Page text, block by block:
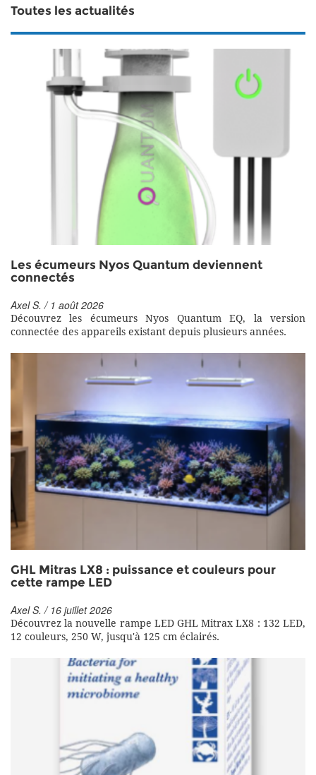
Toutes les actualités
Les écumeurs Nyos Quantum deviennent
connectés
Axel S. / 1 août 2026
Découvrez les écumeurs Nyos Quantum EQ, la version
connectée des appareils existant depuis plusieurs années.
GHL Mitras LX8 : puissance et couleurs pour
cette rampe LED
Axel S. / 16 juillet 2026
Découvrez la nouvelle rampe LED GHL Mitrax LX8 : 132 LED,
12 couleurs, 250 W, jusqu'à 125 cm éclairés.